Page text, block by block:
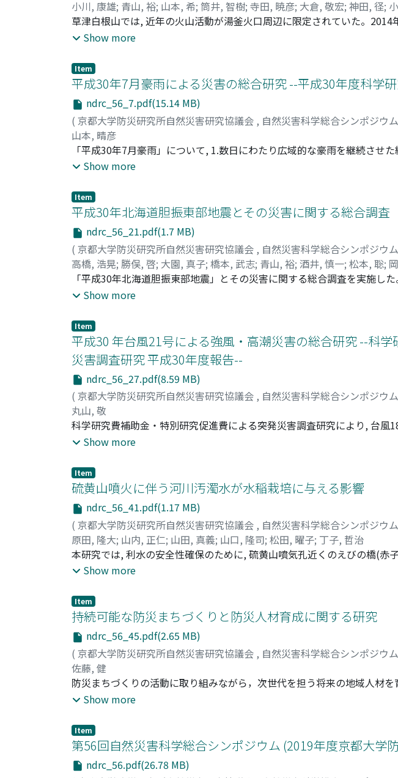
小川, 康雄; 青山, 裕; 山本, 希; 筒井, 智樹; 寺田, 暁彦; 大倉, 敬宏; 神田, 径;
石峯, 康浩;野上, 健治;森, 俊哉;木川田, 喜一;片岡, 香子;松元, 高峰; 上石,
40233077
草津白根山では, 近年の火山活動が湯釜火口周辺に限定されていた。2014
伴う地震活動, 熱活動, 火山ガス成分の変化が観測され, 2年後には活動が
度, 2019年度に, 地震学・測地学・地球電磁気学・地球化学・地質学に渡
象の有無について, それぞれの分野で検討がなされた。また水蒸気噴火後
究を継続したが, 現状では, 本白根火山鏡池北火口の再活動の兆しは見当
同9月, 2019年5月に傾斜変動を伴う地震活動が発生し, 再び活動的になって
Show more
Item
平成30年7月豪雨による災害の総合研究 --平成30年度科学
ndrc_56_7.pdf(15.14 MB)
( 京都大学防災研究所自然災害研究協議会 , 自然災害科学総合シンポジウ
山本, 晴彦
「平成30年7月豪雨」について, 1.数日にわたり広域的な豪雨を継続させ
したメカニズムの解明, 3.多発した土砂災害におけるメカニズムの解明, 4.
部を報告する。
Show more
Item
平成30年北海道胆振東部地震とその災害に関する総合調査
ndrc_56_21.pdf(1.7 MB)
( 京都大学防災研究所自然災害研究協議会 , 自然災害科学総合シンポジウ
高橋, 浩晃; 勝俣, 啓; 大園, 真子; 橋本, 武志; 青山, 裕; 酒井, 慎一; 松本, 聡;
上嶋, 誠;柴田, 智郎;大津, 直;高井, 伸雄;飯場, 正紀;渡部, 要一;菊地, 優;
也 ;永井, 宏;宮森, 保紀
植松, 武是
「平成30年北海道胆振東部地震」とその災害に関する総合調査を実施し
北海道全域同時停電(ブラックアウト)が発生し, 複合的な災害となった。
は, 近隣の活火山の噴火による降下火砕堆積物が素因となった。札幌市内
された。地震発生が未明であったことが, 建物倒壊による直接死が出なか
トは, 社会経済活動に大きな影響を与えた。
Show more
Item
平成30 年台風21号による強風・高潮災害の総合研究 --科
災害調査研究 平成30年度報告--
ndrc_56_27.pdf(8.59 MB)
( 京都大学防災研究所自然災害研究協議会 , 自然災害科学総合シンポジウ
丸山, 敬
科学研究費補助金・特別研究促進費による突発災害調査研究により, 台風
ケート調査, 数値解析等により総合的な調査・研究を行った。その結果,
実態。災害対応, 復旧・復興体制の実態，被害のもたらした影響等を明ら
因, 人や建物, 構造物への被害発生プロセス, 高潮発生要因と被害メカニズ
応, 復旧・復興体制の検証を行い, 今後の課題についても検討した。本報
Show more
Item
硫黄山噴火に伴う河川汚濁水が水稲栽培に与える影響
ndrc_56_41.pdf(1.17 MB)
( 京都大学防災研究所自然災害研究協議会 , 自然災害科学総合シンポジウ
原田, 隆大; 山内, 正仁; 山田, 真義; 山口, 隆司; 松田, 曜子; 丁子, 哲治
本研究では, 利水の安全性確保のために, 硫黄山噴気孔近くのえびの橋(赤
に希釈し, 汚濁水に含まれる成分が水稲栽培 に与える影響についてポット
用すると苗の生育が急激に悪化すること, 河川 水を水道水で10倍希釈し
(試験 区7)の間には水稲の生育, 収量に顕著な差が見られた。
Show more
Item
持続可能な防災まちづくりと防災人材育成に関する研究
ndrc_56_45.pdf(2.65 MB)
( 京都大学防災研究所自然災害研究協議会 , 自然災害科学総合シンポジウ
佐藤, 健
防災まちづくりの活動に取り組みながら，次世代を担う将来の地域人材を
いる。まちづくり活動の中に防災活動を位置づけ， 多様な人材の参画と
Show more
Item
第56回自然災害科学総合シンポジウム (2019年度京都大学
ndrc_56.pdf(26.78 MB)